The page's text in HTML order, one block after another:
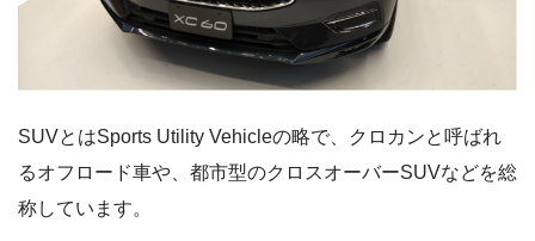
SUVとはSports Utility Vehicleの略で、クロカンと呼ばれ
るオフロード車や、都市型のクロスオーバーSUVなどを総
称しています。